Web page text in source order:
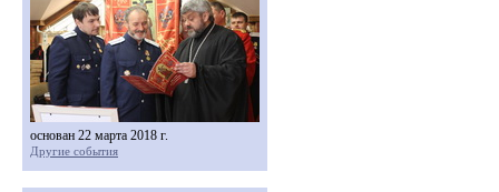
основан 22 марта 2018 г.
Другие события